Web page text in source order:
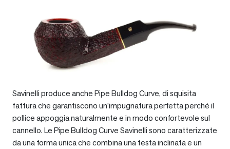
Savinelli produce anche Pipe Bulldog Curve, di squisita
fattura che garantiscono un’impugnatura perfetta perché il
pollice appoggia naturalmente e in modo confortevole sul
cannello. Le Pipe Bulldog Curve Savinelli sono caratterizzate
da una forma unica che combina una testa inclinata e un